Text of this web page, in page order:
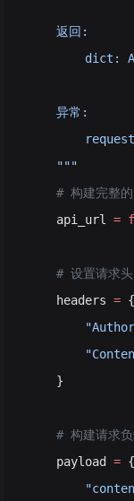
    返回:
dict:
    异常:
    """
# 构建完整
    api_url
= f
# 设置请求
    headers
= {
    }
# 构建请求
    payload
= {